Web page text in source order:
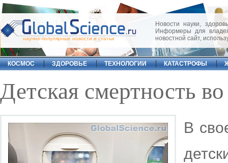
научно-популярные новости и статьи
Новости науки,
Информеры для
новостной сайт,
КОСМОС ЗДОРОВЬЕ ТЕХНОЛОГИИ КАТАСТРОФЫ
Детская смертность
В